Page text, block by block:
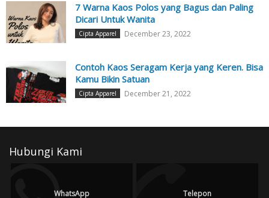
7 Warna Kaos Polos yang Bagus dan Paling
Dicari Untuk Wanita
Cipta Apparel December 23, 2022
Contoh Kaos Seragam Kerja yang Keren. Bisa
Kamu Bikin Satuan
Cipta Apparel December 21, 2022
Hubungi Kami
WhatsApp Telepon